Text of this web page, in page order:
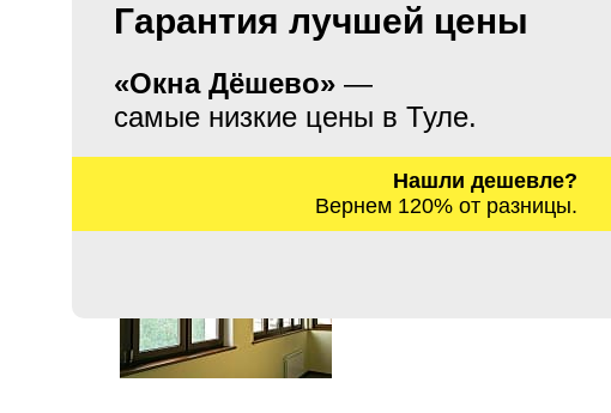
Гарантия лучшей цены
«Окна Дёшево» —
самые низкие цены в Туле.
Нашли дешевле?
Вернем 120% от разницы.